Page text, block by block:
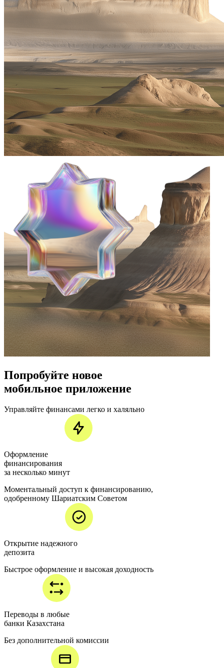
Попробуйте новое
мобильное приложение
Управляйте финансами легко и халяльно
Оформление
финансирования
за несколько минут
Моментальный доступ к финансированию,
одобренному Шариатским Советом
Открытие надежного
депозита
Быстрое оформление и высокая доходность
Переводы в любые
банки Казахстана
Без дополнительной комиссии